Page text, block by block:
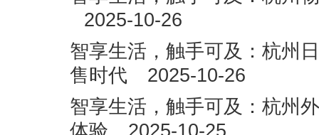
2025-10-26
智享生活，触手可及：杭州
售时代
2025-10-26
智享生活，触手可及：杭州
体验
2025-10-25